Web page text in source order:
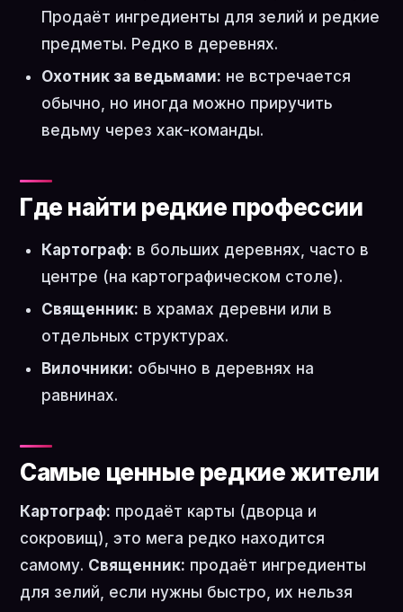
Продаёт ингредиенты для зелий и редкие
предметы. Редко в деревнях.
Охотник за ведьмами: не встречается
обычно, но иногда можно приручить
ведьму через хак-команды.
Где найти редкие профессии
Картограф: в больших деревнях, часто в
центре (на картографическом столе).
Священник: в храмах деревни или в
отдельных структурах.
Вилочники: обычно в деревнях на
равнинах.
Самые ценные редкие жители
Картограф: продаёт карты (дворца и
сокровищ), это мега редко находится
самому. Священник: продаёт ингредиенты
для зелий, если нужны быстро, их нельзя